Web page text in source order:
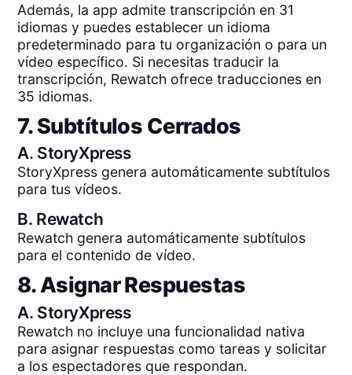
Además, la app admite transcripción en 31
idiomas y puedes establecer un idioma
predeterminado para tu organización o para un
vídeo específico. Si necesitas traducir la
transcripción, Rewatch ofrece traducciones en
35 idiomas.
7. Subtítulos Cerrados
A. StoryXpress
StoryXpress genera automáticamente subtítulos
para tus vídeos.
B. Rewatch
Rewatch genera automáticamente subtítulos
para el contenido de vídeo.
8. Asignar Respuestas
A. StoryXpress
Rewatch no incluye una funcionalidad nativa
para asignar respuestas como tareas y solicitar
a los espectadores que respondan.